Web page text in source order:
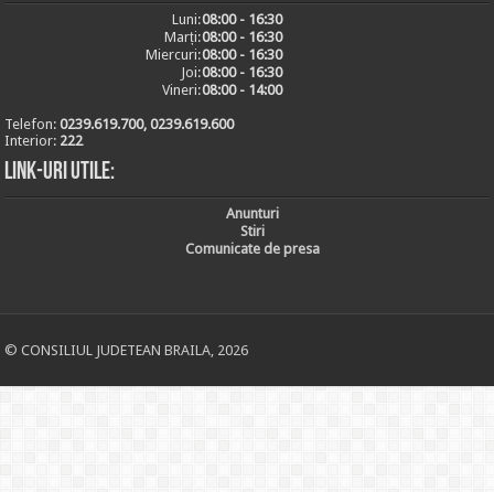
Luni:08:00 - 16:30
Marți:08:00 - 16:30
Miercuri:08:00 - 16:30
Joi:08:00 - 16:30
Vineri:08:00 - 14:00
Telefon:0239.619.700, 0239.619.600
Interior: 222
Link-uri utile:
Anunturi
Stiri
Comunicate de presa
© CONSILIUL JUDETEAN BRAILA, 2026